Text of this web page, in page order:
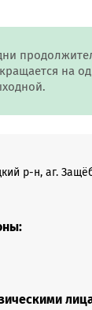
на
р-н, аг.